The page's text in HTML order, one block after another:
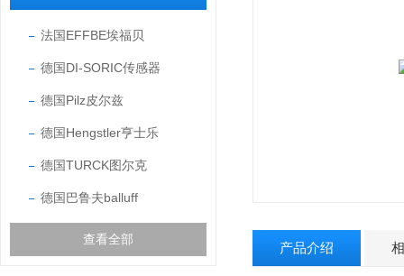
法国EFFBE埃福贝
德国DI-SORIC传感器
德国Pilz皮尔兹
德国Hengstler亨士乐
德国TURCK图尔克
德国巴鲁夫balluff
查看全部
产品介绍